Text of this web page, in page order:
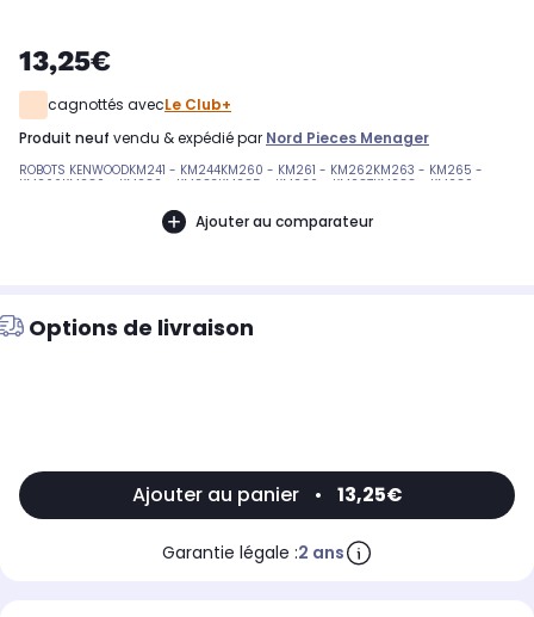
13,25€
cagnottés avecLe Club+
produit neuf vendu & expédié par Nord Pieces Menager
ROBOTS KENWOODKM241 - KM244KM260 - KM261 - KM262KM263 - KM265 -
KM266KM280 - KM282 - KM283KM285 - KM286 - KM287KM288 - KM289
Ajouter au comparateur
Options de livraison
Ajouter au panier • 13,25€
Garantie légale :2 ans